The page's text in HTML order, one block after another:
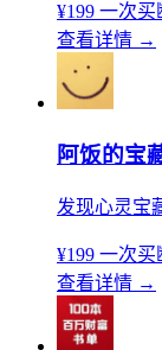
¥199 一次买
查看详情 →
阿饭的宝
发现心灵宝
¥199 一次买
查看详情 →